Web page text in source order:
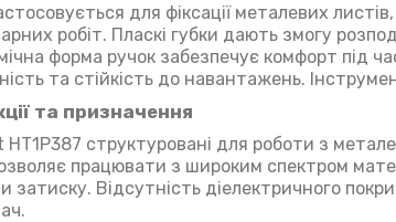
для фіксації металевих
робіт. Пласкі губки дають змогу
форма ручок забезпечує комфорт під
та стійкість до навантажень.
та призначення
HT1P387 структуровані для роботи з
працювати з широким спектром
затиску. Відсутність діелектричного